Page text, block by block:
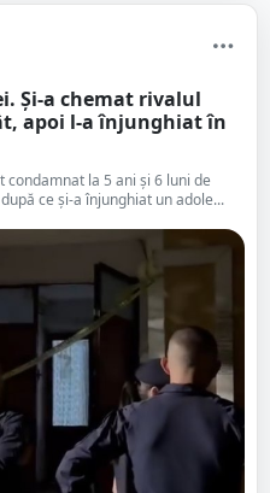
Și-a chemat rivalul
apoi l-a înjunghiat în
condamnat la 5 ani și 6 luni de
ce și-a înjunghiat un adole...